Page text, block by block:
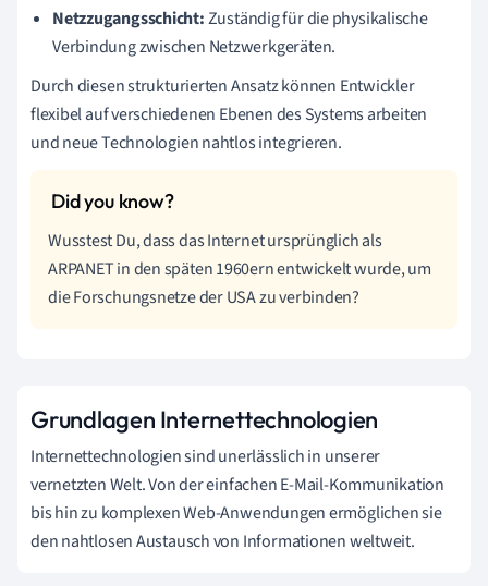
Netzzugangsschicht:Zuständig für die physikalische
Verbindung zwischen Netzwerkgeräten.
Durch diesen strukturierten Ansatz können Entwickler
flexibel auf verschiedenen Ebenen des Systems arbeiten
und neue Technologien nahtlos integrieren.
Wusstest Du, dass das Internet ursprünglich als
ARPANET in den späten 1960ern entwickelt wurde, um
die Forschungsnetze der USA zu verbinden?
Grundlagen Internettechnologien
Internettechnologien sind unerlässlich in unserer
vernetzten Welt. Von der einfachen E-Mail-Kommunikation
bis hin zu komplexen Web-Anwendungen ermöglichen sie
den nahtlosen Austausch von Informationen weltweit.